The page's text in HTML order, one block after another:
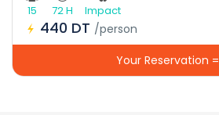
15 72 H Impact
440 DT /person
Your Reservation =